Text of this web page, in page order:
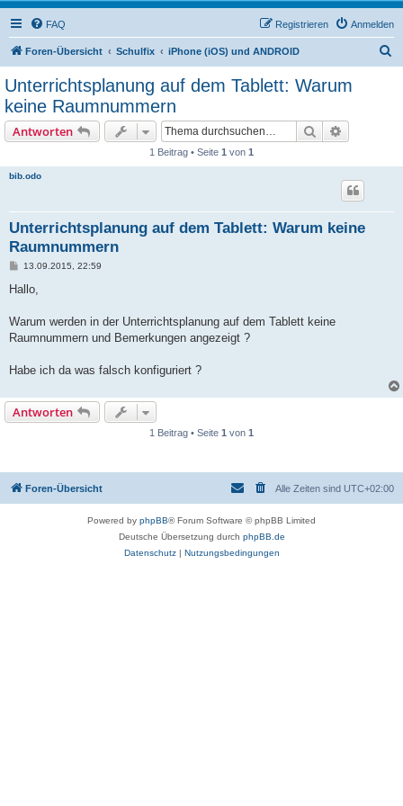
FAQ Anmelden
Registrieren
Foren-Übersicht Schulfix iPhone (iOS) und ANDROID
Unterrichtsplanung auf dem Tablett: Warum
keine Raumnummern
Antworten Suche
1 Beitrag • Seite 1 von 1
bib.odo
Unterrichtsplanung auf dem Tablett: Warum keine
Raumnummern
B
i
a
13.09.2015, 22:59
Hallo,
Warum werden in der Unterrichtsplanung auf dem Tablett keine
Raumnummern und Bemerkungen angezeigt ?
Habe ich da was falsch konfiguriert ?
Antworten
1 Beitrag • Seite 1 von 1
Foren-Übersicht Alle Zeiten sind UTC+02:00
Powered by phpBB® Forum Software © phpBB Limited
Deutsche Übersetzung durch phpBB.de
Datenschutz| Nutzungsbedingungen